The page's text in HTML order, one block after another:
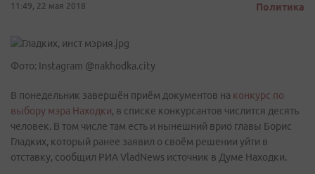
11:49, 22 мая 2018 Политика
Фото: Instagram @nakhodka.city
В понедельник завершён приём документов на конкурс по
выбору мэра Находки, в списке конкурсантов числится десять
человек. В том числе там есть и нынешний врио главы Борис
Гладких, который ранее заявил о своём решении уйти в
отставку, сообщил РИА VladNews источник в Думе Находки.